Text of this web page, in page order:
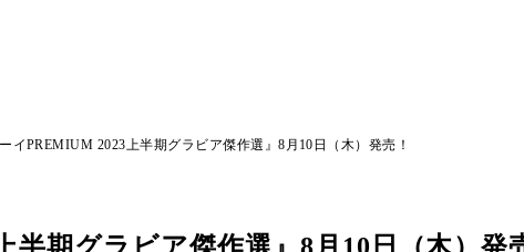
イPREMIUM 2023上半期グラビア傑作選』8月10日（木）発売！
半期グラビア傑作選』8月10日（木）発